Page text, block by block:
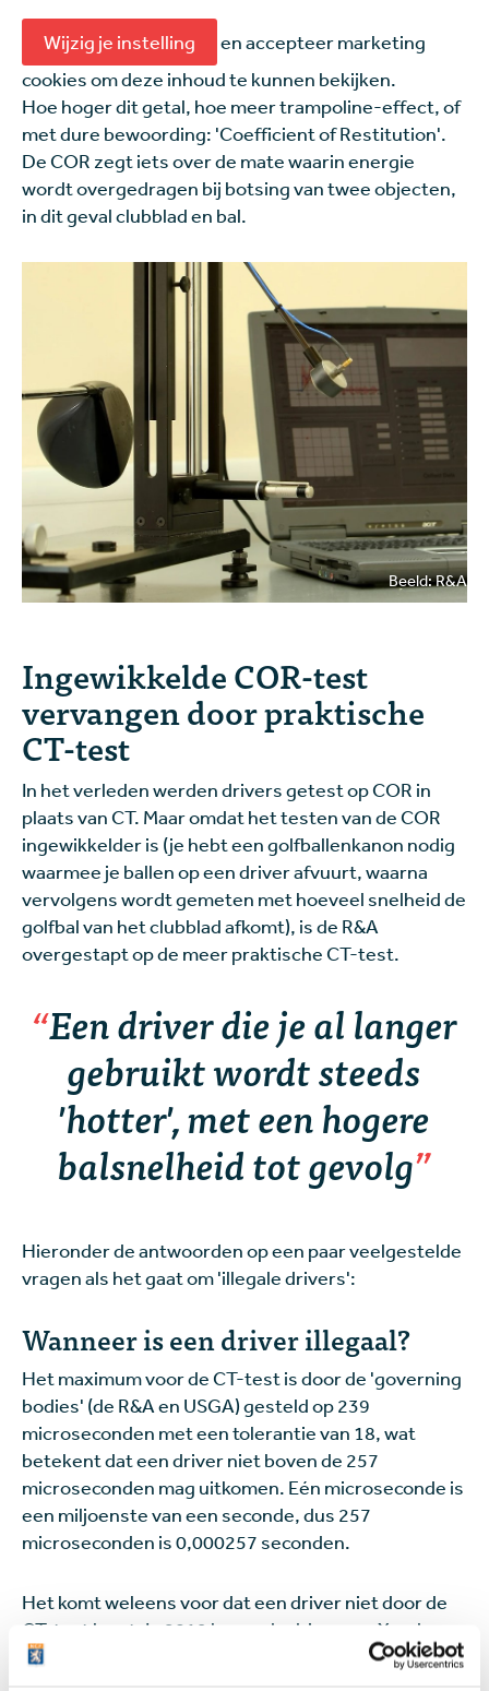
Wijzig je instelling
en accepteer marketing
cookies om deze inhoud te kunnen bekijken.
Hoe hoger dit getal, hoe meer trampoline-effect, of
met dure bewoording: 'Coefficient of Restitution'.
De COR zegt iets over de mate waarin energie
wordt overgedragen bij botsing van twee objecten,
in dit geval clubblad en bal.
Beeld: R&A
Ingewikkelde COR-test
vervangen door praktische
CT-test
In het verleden werden drivers getest op COR in
plaats van CT. Maar omdat het testen van de COR
ingewikkelder is (je hebt een golfballenkanon nodig
waarmee je ballen op een driver afvuurt, waarna
vervolgens wordt gemeten met hoeveel snelheid de
golfbal van het clubblad afkomt), is de R&A
overgestapt op de meer praktische CT-test.
Een driver die je al langer
gebruikt wordt steeds
'hotter', met een hogere
balsnelheid tot gevolg
Hieronder de antwoorden op een paar veelgestelde
vragen als het gaat om 'illegale drivers':
Wanneer is een driver illegaal?
Het maximum voor de CT-test is door de 'governing
bodies' (de R&A en USGA) gesteld op 239
microseconden met een tolerantie van 18, wat
betekent dat een driver niet boven de 257
microseconden mag uitkomen. Eén microseconde is
een miljoenste van een seconde, dus 257
microseconden is 0,000257 seconden.
Het komt weleens voor dat een driver niet door de
CT-test komt. In 2019 kwam de driver van Xander
Schauffele tijdens The Open niet door de test en in